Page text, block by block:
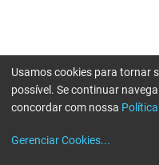
Usamos cookies para tornar
possível. Se continuar
concordar com nossa
Gerenciar Cookies...
Erro ao enviar